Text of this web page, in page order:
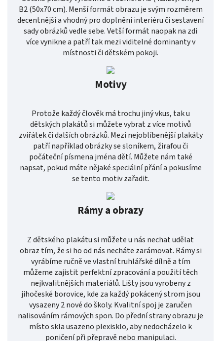
B2 (50x70 cm). Menší formát obrazu je svým rozměrem
decentnější a vhodný pro doplnění interiéru či sestavení
sady obrázků vedle sebe. Vetší formát naopak na zdi
více vynikne a patří tak mezi viditelné dominanty v
místnosti či dětském pokoji.
Motivy
Protože každý člověk má trochu jiný vkus, tak u
dětských plakátů si můžete vybrat z více motivů
zvířátek či dalších obrázků. Mezi nejoblíbenější plakáty
patří například obrázky se sloníkem, žirafou či
počáteční písmena jména dětí. Můžete nám také
napsat, pokud máte nějaké speciální přání a pokusíme
se tento motiv zařadit.
Rámy a obrazy
Z dětského plakátu si můžete u nás nechat udělat
obraz tím, že si ho od nás necháte zarámovat. Rámy si
vyrábíme ručně ve vlastní truhlářské dílně a tím
můžeme zajistit perfektní zpracování a použití těch
nejkvalitnějších materiálů. Lišty jsou vyrobeny z
jihočeské borovice, kde za každý pokácený strom jsou
vysazeny 2 nové do školy. Kvalitní spoj je zaručen
nalisováním rámových spon. Do přední strany obrazu je
místo skla usazeno plexisklo, aby nedocházelo k
poničení při přepravě nebo manipulaci.